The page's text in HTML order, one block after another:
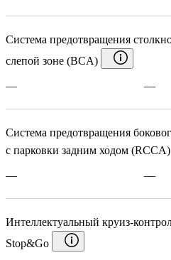
Система предотвращения
слепой зоне (BCA)
— —
Система предотвращения
с парковки задним ходом (RCCA)
— —
Интеллектуальный круиз-
Stop&Go